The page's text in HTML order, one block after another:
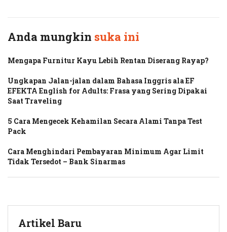
Anda mungkin suka ini
Mengapa Furnitur Kayu Lebih Rentan Diserang Rayap?
Ungkapan Jalan-jalan dalam Bahasa Inggris ala EF
EFEKTA English for Adults: Frasa yang Sering Dipakai
Saat Traveling
5 Cara Mengecek Kehamilan Secara Alami Tanpa Test
Pack
Cara Menghindari Pembayaran Minimum Agar Limit
Tidak Tersedot – Bank Sinarmas
Artikel Baru